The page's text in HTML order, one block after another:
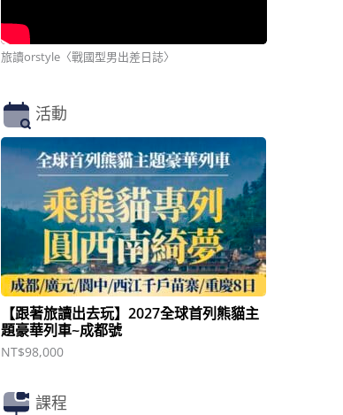
旅讀orstyle〈戰國型男出差日誌〉
活動
【跟著旅讀出去玩】2027全球首列熊貓主
題豪華列車~成都號
NT$98,000
課程